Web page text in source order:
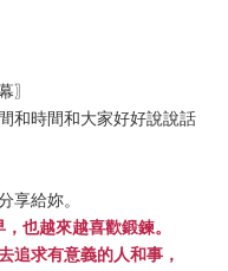
〗
和時間和大家好好說說話
享給妳。
也越來越喜歡鍛鍊。
追求有意義的人和事，